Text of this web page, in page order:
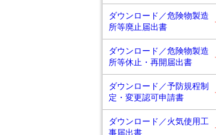
ダウンロード／危険物製造
所等廃止届出書
ダウンロード／危険物製造
所等休止・再開届出書
ダウンロード／予防規程制
定・変更認可申請書
ダウンロード／火気使用工
事届出書